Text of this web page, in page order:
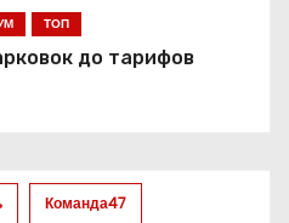
ТОП
до тарифов
Команда47